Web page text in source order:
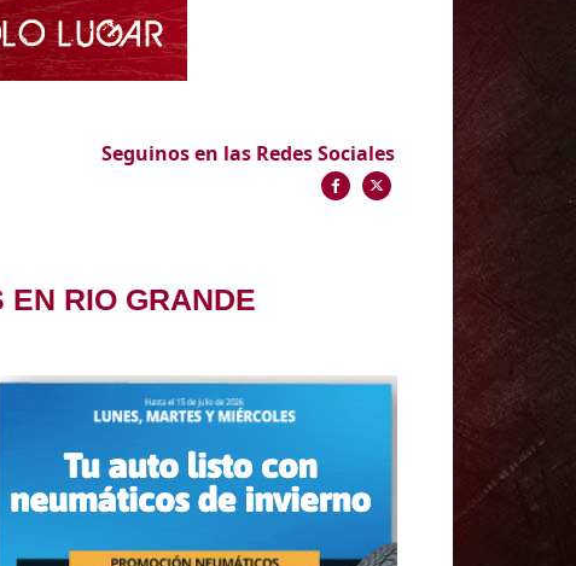
Seguinos en las Redes Sociales
RIO GRANDE